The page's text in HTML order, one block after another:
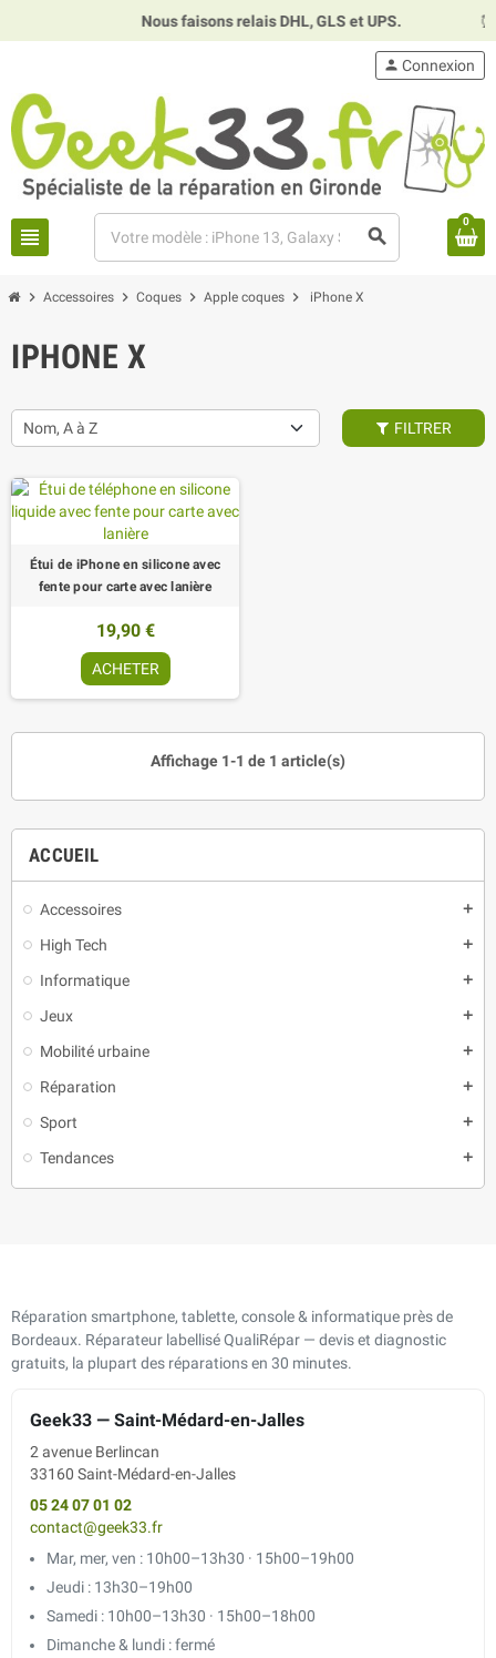
Nous faisons relais DHL, GLS et UPS. ⏰
view_headline search
person Connexion
0
chevron_right Accessoires chevron_right Coques chevron_right Apple coques chevron_right iPhone X
ACCUEIL
Accessoires add
High Tech add
Informatique add
Jeux add
Mobilité urbaine add
Réparation add
Sport add
Tendances add
IPHONE X
Nom, A à Z FILTRER
Étui de iPhone en silicone avec
fente pour carte avec lanière
19,90 €
ACHETER
Affichage 1-1 de 1 article(s)
Réparation smartphone, tablette, console & informatique près de
Bordeaux. Réparateur labellisé QualiRépar — devis et diagnostic
gratuits, la plupart des réparations en 30 minutes.
Geek33 — Saint-Médard-en-Jalles
2 avenue Berlincan
33160 Saint-Médard-en-Jalles
05 24 07 01 02
contact@geek33.fr
Mar, mer, ven : 10h00–13h30 · 15h00–19h00
Jeudi : 13h30–19h00
Samedi : 10h00–13h30 · 15h00–18h00
Dimanche & lundi : fermé